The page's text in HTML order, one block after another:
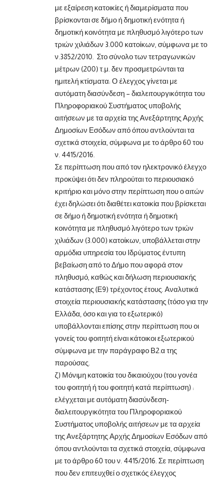
με εξαίρεση κατοικίες ή διαμερίσματα που
βρίσκονται σε δήμο ή δημοτική ενότητα ή
δημοτική κοινότητα με πληθυσμό λιγότερο των
τριών χιλιάδων 3.000 κατοίκων, σύμφωνα με το
ν.3852/2010. Στο σύνολο των τετραγωνικών
μέτρων (200) τ.μ. δεν προσμετρώνται τα
ημιτελή κτίσματα: Ο έλεγχος γίνεται με
αυτόματη διασύνδεση – διαλειτουργικότητα του
Πληροφοριακού Συστήματος υποβολής
αιτήσεων με τα αρχεία της Ανεξάρτητης Αρχής
Δημοσίων Εσόδων από όπου αντλούνται τα
σχετικά στοιχεία, σύμφωνα με το άρθρο 60 του
ν. 4415/2016.
Σε περίπτωση που από τον ηλεκτρονικό έλεγχο
προκύψει ότι δεν πληρούται το περιουσιακό
κριτήριο και μόνο στην περίπτωση που ο αιτών
έχει δηλώσει ότι διαθέτει κατοικία που βρίσκεται
σε δήμο ή δημοτική ενότητα ή δημοτική
κοινότητα με πληθυσμό λιγότερο των τριών
χιλιάδων (3.000) κατοίκων, υποβάλλεται στην
αρμόδια υπηρεσία του Ιδρύματος έντυπη
βεβαίωση από το Δήμο που αφορά στον
πληθυσμό, καθώς και δήλωση περιουσιακής
κατάστασης (Ε9) τρέχοντος έτους. Αναλυτικά
στοιχεία περιουσιακής κατάστασης (τόσο για την
Ελλάδα, όσο και για το εξωτερικό)
υποβάλλονται επίσης στην περίπτωση που οι
γονείς του φοιτητή είναι κάτοικοι εξωτερικού
σύμφωνα με την παράγραφο Β2.α της
παρούσας.
ζ) Μόνιμη κατοικία του δικαιούχου (του γονέα
του φοιτητή ή του φοιτητή κατά περίπτωση) :
ελέγχεται με αυτόματη διασύνδεση-
διαλειτουργικότητα του Πληροφοριακού
Συστήματος υποβολής αιτήσεων με τα αρχεία
της Ανεξάρτητης Αρχής Δημοσίων Εσόδων από
όπου αντλούνται τα σχετικά στοιχεία, σύμφωνα
με το άρθρο 60 του ν. 4415/2016. Σε περίπτωση
που δεν επιτευχθεί ο σχετικός έλεγχος